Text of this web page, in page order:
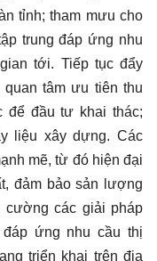
tỉnh; tham mưu cho
trung đáp ứng nhu
tới. Tiếp tục đẩy
quan tâm ưu tiên thu
để đầu tư khai thác;
liệu xây dựng. Các
mẽ, từ đó hiện đại
đảm bảo sản lượng
các giải pháp
ứng nhu cầu thị
triển khai trên địa